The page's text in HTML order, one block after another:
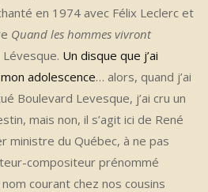
en 1974 avec Félix Leclerc et
Quand les hommes vivront
Un disque que j’ai
adolescence… alors, quand j’ai
Boulevard Levesque, j’ai cru un
mais non, il s’agit ici de René
ministre du Québec, à ne pas
compositeur prénommé
courant chez nos cousins